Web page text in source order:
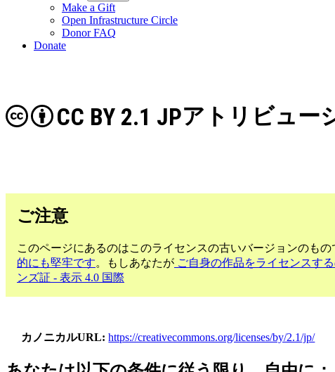
Make a Gift
Open Infrastructure Circle
Donor FAQ
Donate
アトリビュー
CC BY 2.1 JP
ご注意
このページにあるのはこのライセンスの古いバージョンのも
的にも堅牢です。もしあなたが ご自身の作品をライセンスす
ンズ証 - 表示 4.0 国際
カノニカルURL https://creativecommons.org/licenses/by/2.1/jp/